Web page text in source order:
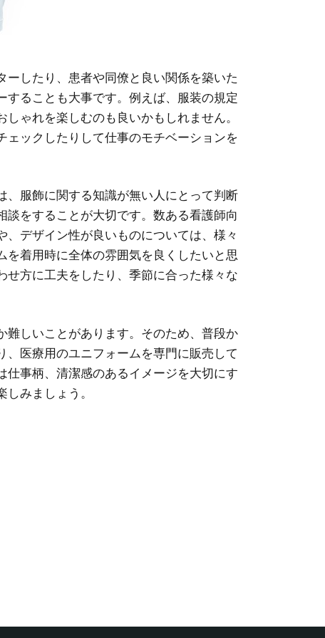
したり、患者や同僚と良い関係を築いた
ることも大事です。例えば、服装の規定
ゃれを楽しむのも良いかもしれません。
ェックしたりして仕事のモチベーションを
、服飾に関する知識が無い人にとって判断
をすることが大切です。数ある看護師向
デザイン性が良いものについては、様々
着用時に全体の雰囲気を良くしたいと思
せ方に工夫をしたり、季節に合った様々な
難しいことがあります。そのため、普段か
医療用のユニフォームを専門に販売して
事柄、清潔感のあるイメージを大切にす
みましょう。